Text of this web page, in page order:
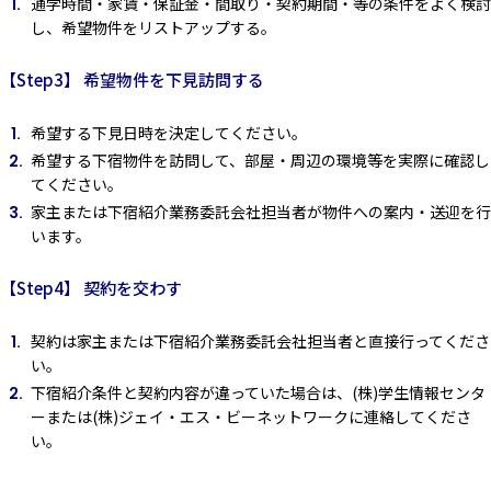
し、希望物件をリストアップする。
【Step3】 希望物件を下見訪問する
希望する下見日時を決定してください。
希望する下宿物件を訪問して、部屋・周辺の環境等を実際に確認し
てください。
家主または下宿紹介業務委託会社担当者が物件への案内・送迎を行
います。
【Step4】 契約を交わす
契約は家主または下宿紹介業務委託会社担当者と直接行ってくださ
い。
下宿紹介条件と契約内容が違っていた場合は、(株)学生情報センタ
ーまたは(株)ジェイ・エス・ビーネットワークに連絡してくださ
い。